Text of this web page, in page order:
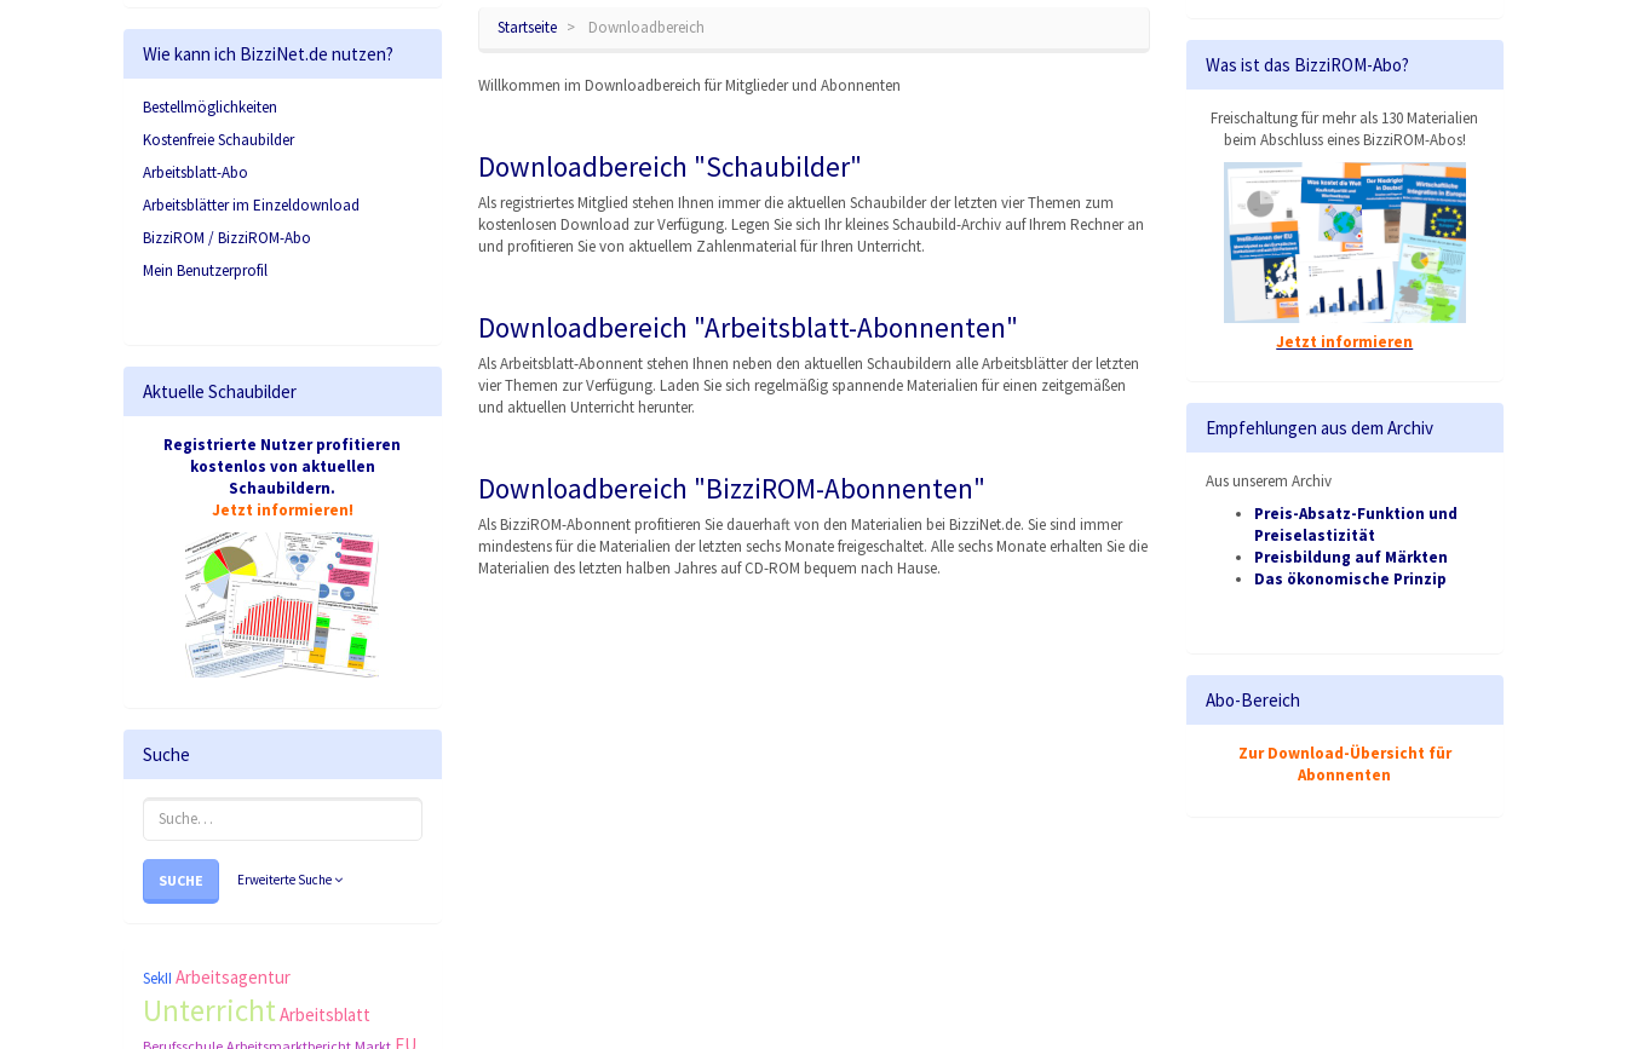
Wie kann ich BizziNet.de nutzen?
Bestellmöglichkeiten
Kostenfreie Schaubilder
Arbeitsblatt-Abo
Arbeitsblätter im Einzeldownload
BizziROM / BizziROM-Abo
Mein Benutzerprofil
Aktuelle Schaubilder
Registrierte Nutzer profitieren
kostenlos von aktuellen
Schaubildern.
Jetzt informieren!
Suche
SUCHE Erweiterte Suche
SekII Arbeitsagentur
Unterricht Arbeitsblatt
EU
Startseite Downloadbereich
Willkommen im Downloadbereich für Mitglieder und Abonnenten
Downloadbereich "Schaubilder"
Als registriertes Mitglied stehen Ihnen immer die aktuellen Schaubilder der letzten vier Themen zum
kostenlosen Download zur Verfügung. Legen Sie sich Ihr kleines Schaubild-Archiv auf Ihrem Rechner an
und profitieren Sie von aktuellem Zahlenmaterial für Ihren Unterricht.
Downloadbereich "Arbeitsblatt-Abonnenten"
Als Arbeitsblatt-Abonnent stehen Ihnen neben den aktuellen Schaubildern alle Arbeitsblätter der letzten
vier Themen zur Verfügung. Laden Sie sich regelmäßig spannende Materialien für einen zeitgemäßen
und aktuellen Unterricht herunter.
Downloadbereich "BizziROM-Abonnenten"
Als BizziROM-Abonnent profitieren Sie dauerhaft von den Materialien bei BizziNet.de. Sie sind immer
mindestens für die Materialien der letzten sechs Monate freigeschaltet. Alle sechs Monate erhalten Sie die
Materialien des letzten halben Jahres auf CD-ROM bequem nach Hause.
Was ist das BizziROM-Abo?
Freischaltung für mehr als 130 Materialien
beim Abschluss eines BizziROM-Abos!
Jetzt informieren
Empfehlungen aus dem Archiv
Aus unserem Archiv
Preis-Absatz-Funktion und
Preiselastizität
Preisbildung auf Märkten
Das ökonomische Prinzip
Abo-Bereich
Zur Download-Übersicht für
Abonnenten